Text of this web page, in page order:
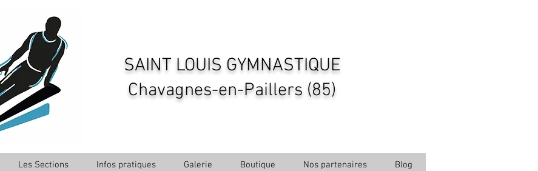
SAINT LOUIS GYMNASTIQUE
Chavagnes-en-Paillers (85)
Les Sections Infos pratiques Galerie Boutique Nos partenaires Blog